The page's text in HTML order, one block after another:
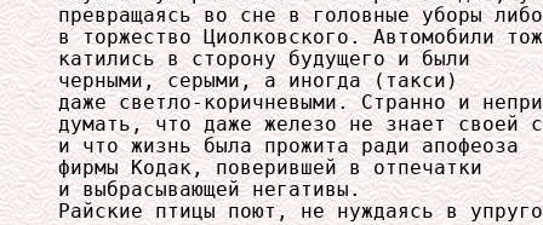
превращаясь во сне в головные уборы либо
в торжество Циолковского. Автомобили
катились в сторону будущего и были
черными, серыми, а иногда (такси)
даже светло-коричневыми. Странно и
думать, что даже железо не знает своей
и что жизнь была прожита ради апофеоза
фирмы Кодак, поверившей в отпечатки
и выбрасывающей негативы.
Райские птицы поют, не нуждаясь в